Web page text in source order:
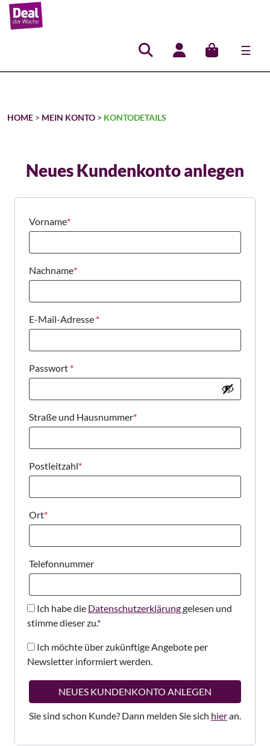
☰
Hauptnavigation
HOME > MEIN KONTO > KONTODETAILS
Neues Kundenkonto anlegen
Vorname*
Nachname*
E-Mail-Adresse*
Passwort*
Straße und Hausnummer*
Postleitzahl*
Ort*
Telefonnummer
Ich habe die Datenschutzerklärunggelesen und
stimme dieser zu.*
Ich möchte über zukünftige Angebote per
Newsletter informiert werden.
NEUES KUNDENKONTO ANLEGEN
Sie sind schon Kunde? Dann melden Sie sich hieran.